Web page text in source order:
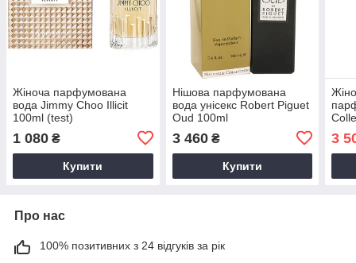
Жіноча парфумована
вода Jimmy Choo Illicit
100ml (test)
1 080 ₴
Купити
Нішова парфумована
вода унісекс Robert Piguet
Oud 100ml
3 460₴
Купити
3
Про нас
100% позитивних з 24 відгуків за рік